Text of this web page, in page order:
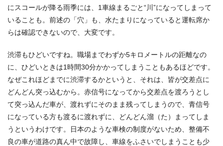
にスコールが降る雨季には、1車線まるごと“川”になってしまって
いることも。前述の「穴」も、水たまりになっていると運転席か
らは確認できないので、大変です。
渋滞もひどいですね。職場までわずか5キロメートルの距離なの
に、ひどいときは1時間30分かかってしまうこともあるほどです。
なぜこれほどまでに渋滞するかというと、それは、皆が交差点に
どんどん突っ込むから。赤信号になってから交差点を渡ろうとし
て突っ込んだ車が、渡れずにそのまま残ってしまうので、青信号
になっている方も渡るに渡れずに、どんどん溜（た）まってしま
うというわけです。日本のような車検の制度がないため、整備不
良の車が道路の真ん中で故障し、車線をふさいでしまうことも少